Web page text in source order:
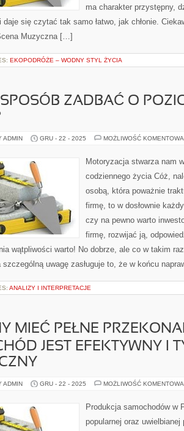
ma charakter przystępny,
się czytać tak samo łatwo, jak chłonie.
Muzyczna […]
EKOPODRÓŻE – WODNY STYL ŻYCIA
ZADBAĆ O
ADMIN GRU - 22 - 2025 MOŻLIWOŚĆ
Motoryzacja stwarza nam
codziennego życia Cóż,
osobą, która poważnie
firmę, to w dosłownie
czy na pewno warto
firmę, rozwijać ją,
wątpliwości warto! No dobrze, ale co w takim
szczególną uwagę zasługuje to, że w końcu
ANALIZY I INTERPRETACJE
MIEĆ PEŁNE
JEST EFEKTYWNY I
ADMIN GRU - 22 - 2025 MOŻLIWOŚĆ
Produkcja samochodów w
popularnej oraz